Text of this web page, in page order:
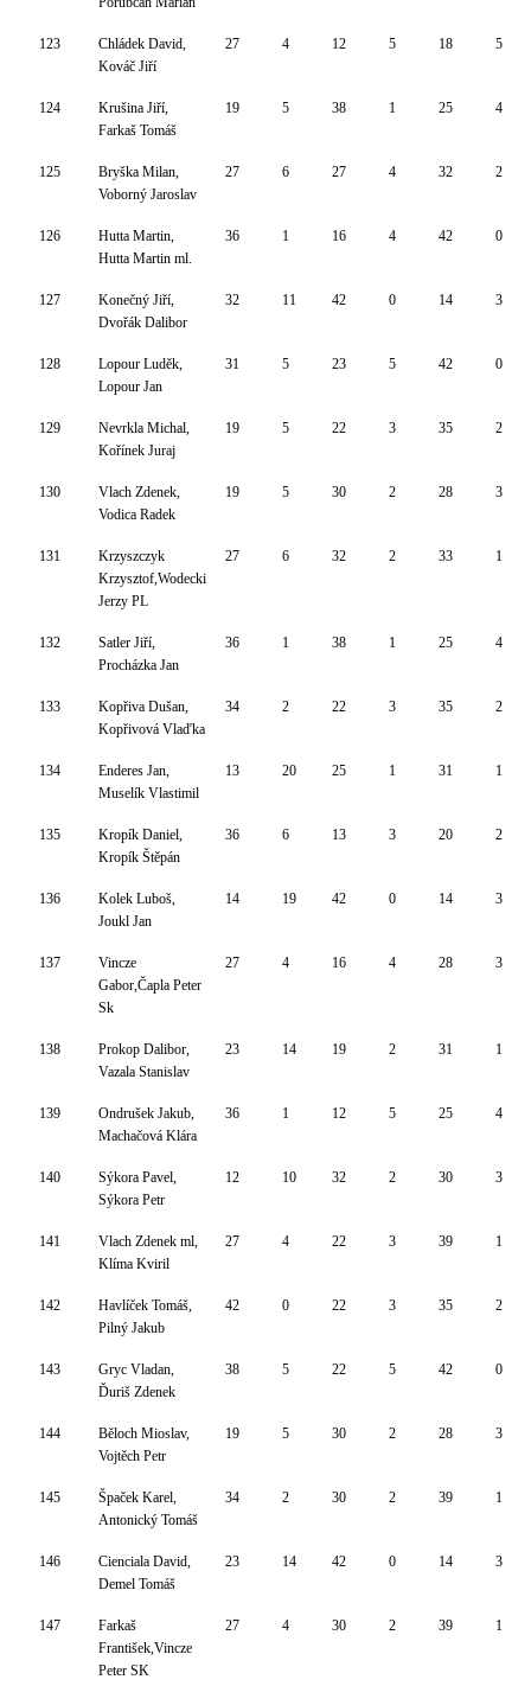
123
Chládek David,
Kováč Jiří
27 4 12 5 18 5
124
Krušina Jiří,
Farkaš Tomáš
19 5 38 1 25 4
125
Bryška Milan,
Voborný Jaroslav
27 6 27 4 32 2
126
Hutta Martin,
Hutta Martin ml.
36 1 16 4 42 0
127
Konečný Jiří,
Dvořák Dalibor
32 11 42 0 14 3
128
Lopour Luděk,
Lopour Jan
31 5 23 5 42 0
129
Nevrkla Michal,
Kořínek Juraj
19 5 22 3 35 2
130
Vlach Zdenek,
Vodica Radek
19 5 30 2 28 3
131
Krzyszczyk
Krzysztof,Wodecki
Jerzy PL
27 6 32 2 33 1
132
Satler Jiří,
Procházka Jan
36 1 38 1 25 4
133
Kopřiva Dušan,
Kopřivová Vlaďka
34 2 22 3 35 2
134
Enderes Jan,
Muselík Vlastimil
13 20 25 1 31 1
135
Kropík Daniel,
Kropík Štěpán
36 6 13 3 20 2
136
Kolek Luboš,
Joukl Jan
14 19 42 0 14 3
137
Vincze
Gabor,Čapla Peter
Sk
27 4 16 4 28 3
138
Prokop Dalibor,
Vazala Stanislav
23 14 19 2 31 1
139
Ondrušek Jakub,
Machačová Klára
36 1 12 5 25 4
140
Sýkora Pavel,
Sýkora Petr
12 10 32 2 30 3
141
Vlach Zdenek ml,
Klíma Kviril
27 4 22 3 39 1
142
Havlíček Tomáš,
Pilný Jakub
42 0 22 3 35 2
143
Gryc Vladan,
Ďuriš Zdenek
38 5 22 5 42 0
144
Běloch Mioslav,
Vojtěch Petr
19 5 30 2 28 3
145
Špaček Karel,
Antonický Tomáš
34 2 30 2 39 1
146
Cienciala David,
Demel Tomáš
23 14 42 0 14 3
147
Farkaš
František,Vincze
Peter SK
27 4 30 2 39 1